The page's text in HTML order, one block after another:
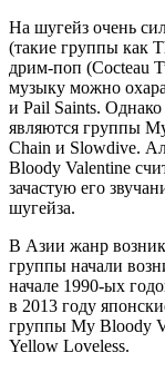
На шугейз очень
(такие группы как
дрим-поп (Cocteau
музыку можно
и Pail Saints.
являются группы
Chain и Slowdive.
Bloody Valentine
зачастую его
шугейза.
В Азии жанр
группы начали
начале 1990-ых
в 2013 году
группы My Bloody
Yellow Loveless.